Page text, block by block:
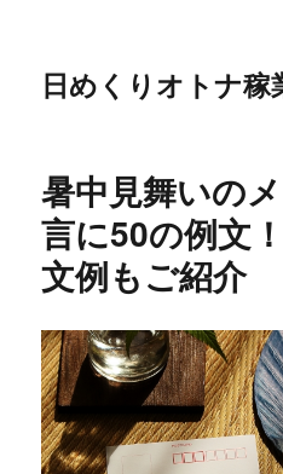
日めくりオトナ稼
暑中見舞いの
言に50の例文
文例もご紹介